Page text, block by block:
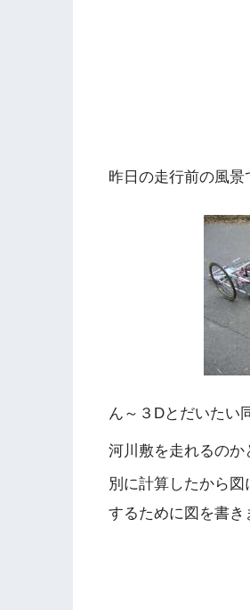
昨日の走行前の風景
ん～３Dとだいたい
河川敷を走れるのか
別に計算したから
するために図を書き